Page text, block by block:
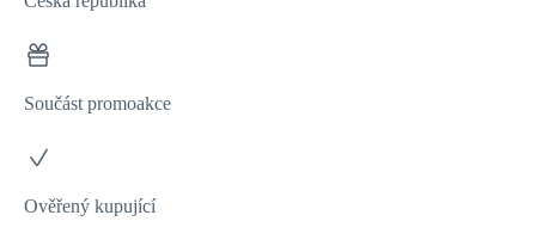
Součást promoakce
Ověřený kupující